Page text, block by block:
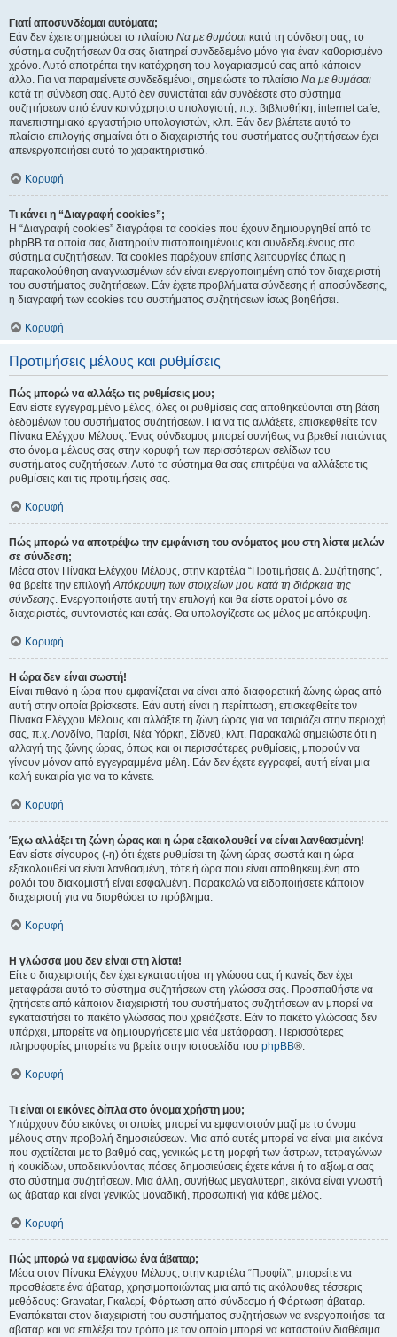
Γιατί αποσυνδέομαι αυτόματα;
Εάν δεν έχετε σημειώσει το πλαίσιο Να με θυμάσαι κατά τη σύνδεση σας, το
σύστημα συζητήσεων θα σας διατηρεί συνδεδεμένο μόνο για έναν καθορισμένο
χρόνο. Αυτό αποτρέπει την κατάχρηση του λογαριασμού σας από κάποιον
άλλο. Για να παραμείνετε συνδεδεμένοι, σημειώστε το πλαίσιο Να με θυμάσαι
κατά τη σύνδεση σας. Αυτό δεν συνιστάται εάν συνδέεστε στο σύστημα
συζητήσεων από έναν κοινόχρηστο υπολογιστή, π.χ. βιβλιοθήκη, internet cafe,
πανεπιστημιακό εργαστήριο υπολογιστών, κλπ. Εάν δεν βλέπετε αυτό το
πλαίσιο επιλογής σημαίνει ότι ο διαχειριστής του συστήματος συζητήσεων έχει
απενεργοποιήσει αυτό το χαρακτηριστικό.
Κορυφή
Τι κάνει η “Διαγραφή cookies”;
Η “Διαγραφή cookies” διαγράφει τα cookies που έχουν δημιουργηθεί από το
phpBB τα οποία σας διατηρούν πιστοποιημένους και συνδεδεμένους στο
σύστημα συζητήσεων. Τα cookies παρέχουν επίσης λειτουργίες όπως η
παρακολούθηση αναγνωσμένων εάν είναι ενεργοποιημένη από τον διαχειριστή
του συστήματος συζητήσεων. Εάν έχετε προβλήματα σύνδεσης ή αποσύνδεσης,
η διαγραφή των cookies του συστήματος συζητήσεων ίσως βοηθήσει.
Κορυφή
Προτιμήσεις μέλους και ρυθμίσεις
Πώς μπορώ να αλλάξω τις ρυθμίσεις μου;
Εάν είστε εγγεγραμμένο μέλος, όλες οι ρυθμίσεις σας αποθηκεύονται στη βάση
δεδομένων του συστήματος συζητήσεων. Για να τις αλλάξετε, επισκεφθείτε τον
Πίνακα Ελέγχου Μέλους. Ένας σύνδεσμος μπορεί συνήθως να βρεθεί πατώντας
στο όνομα μέλους σας στην κορυφή των περισσότερων σελίδων του
συστήματος συζητήσεων. Αυτό το σύστημα θα σας επιτρέψει να αλλάξετε τις
ρυθμίσεις και τις προτιμήσεις σας.
Κορυφή
Πώς μπορώ να αποτρέψω την εμφάνιση του ονόματος μου στη λίστα μελών
σε σύνδεση;
Μέσα στον Πίνακα Ελέγχου Μέλους, στην καρτέλα “Προτιμήσεις Δ. Συζήτησης”,
θα βρείτε την επιλογήΑπόκρυψη των στοιχείων μου κατά τη διάρκεια της
σύνδεσης. Ενεργοποιήστε αυτή την επιλογή και θα είστε ορατοί μόνο σε
διαχειριστές, συντονιστές και εσάς. Θα υπολογίζεστε ως μέλος με απόκρυψη.
Κορυφή
Η ώρα δεν είναι σωστή!
Είναι πιθανό η ώρα που εμφανίζεται να είναι από διαφορετική ζώνης ώρας από
αυτή στην οποία βρίσκεστε. Εάν αυτή είναι η περίπτωση, επισκεφθείτε τον
Πίνακα Ελέγχου Μέλους και αλλάξτε τη ζώνη ώρας για να ταιριάζει στην περιοχή
σας, π.χ. Λονδίνο, Παρίσι, Νέα Υόρκη, Σίδνεϋ, κλπ. Παρακαλώ σημειώστε ότι η
αλλαγή της ζώνης ώρας, όπως και οι περισσότερες ρυθμίσεις, μπορούν να
γίνουν μόνον από εγγεγραμμένα μέλη. Εάν δεν έχετε εγγραφεί, αυτή είναι μια
καλή ευκαιρία για να το κάνετε.
Κορυφή
Έχω αλλάξει τη ζώνη ώρας και η ώρα εξακολουθεί να είναι λανθασμένη!
Εάν είστε σίγουρος (-η) ότι έχετε ρυθμίσει τη ζώνη ώρας σωστά και η ώρα
εξακολουθεί να είναι λανθασμένη, τότε ή ώρα που είναι αποθηκευμένη στο
ρολόι του διακομιστή είναι εσφαλμένη. Παρακαλώ να ειδοποιήσετε κάποιον
διαχειριστή για να διορθώσει το πρόβλημα.
Κορυφή
Η γλώσσα μου δεν είναι στη λίστα!
Είτε ο διαχειριστής δεν έχει εγκαταστήσει τη γλώσσα σας ή κανείς δεν έχει
μεταφράσει αυτό το σύστημα συζητήσεων στη γλώσσα σας. Προσπαθήστε να
ζητήσετε από κάποιον διαχειριστή του συστήματος συζητήσεων αν μπορεί να
εγκαταστήσει το πακέτο γλώσσας που χρειάζεστε. Εάν το πακέτο γλώσσας δεν
υπάρχει, μπορείτε να δημιουργήσετε μια νέα μετάφραση. Περισσότερες
πληροφορίες μπορείτε να βρείτε στην ιστοσελίδα του phpBB®.
Κορυφή
Τι είναι οι εικόνες δίπλα στο όνομα χρήστη μου;
Υπάρχουν δύο εικόνες οι οποίες μπορεί να εμφανιστούν μαζί με το όνομα
μέλους στην προβολή δημοσιεύσεων. Μια από αυτές μπορεί να είναι μια εικόνα
που σχετίζεται με το βαθμό σας, γενικώς με τη μορφή των άστρων, τετραγώνων
ή κουκίδων, υποδεικνύοντας πόσες δημοσιεύσεις έχετε κάνει ή το αξίωμα σας
στο σύστημα συζητήσεων. Μια άλλη, συνήθως μεγαλύτερη, εικόνα είναι γνωστή
ως άβαταρ και είναι γενικώς μοναδική, προσωπική για κάθε μέλος.
Κορυφή
Πώς μπορώ να εμφανίσω ένα άβαταρ;
Μέσα στον Πίνακα Ελέγχου Μέλους, στην καρτέλα “Προφίλ”, μπορείτε να
προσθέσετε ένα άβαταρ, χρησιμοποιώντας μια από τις ακόλουθες τέσσερις
μεθόδους: Gravatar, Γκαλερί, Φόρτωση από σύνδεσμο ή Φόρτωση άβαταρ.
Εναπόκειται στον διαχειριστή του συστήματος συζητήσεων να ενεργοποιήσει τα
άβαταρ και να επιλέξει τον τρόπο με τον οποίο μπορεί να καταστούν διαθέσιμα.